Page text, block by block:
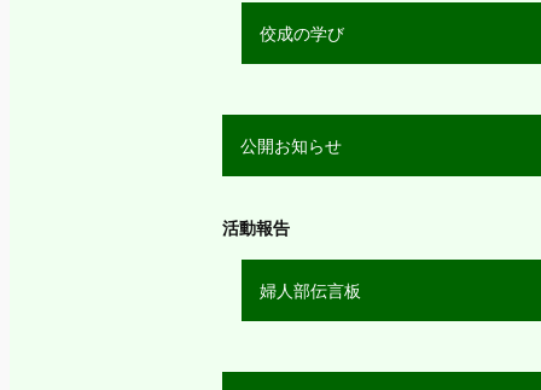
佼成の学び
公開お知らせ
活動報告
婦人部伝言板